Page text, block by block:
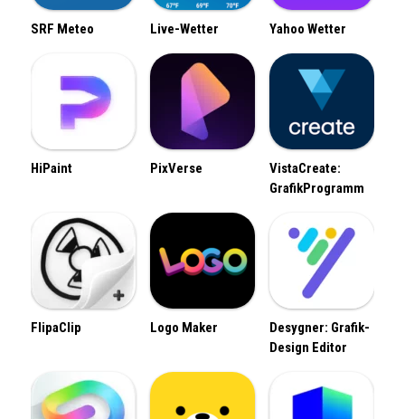
SRF Meteo Live-Wetter Yahoo Wetter
HiPaint PixVerse
VistaCreate:
GrafikProgramm
FlipaClip Logo Maker
Desygner: Grafik-
Design Editor